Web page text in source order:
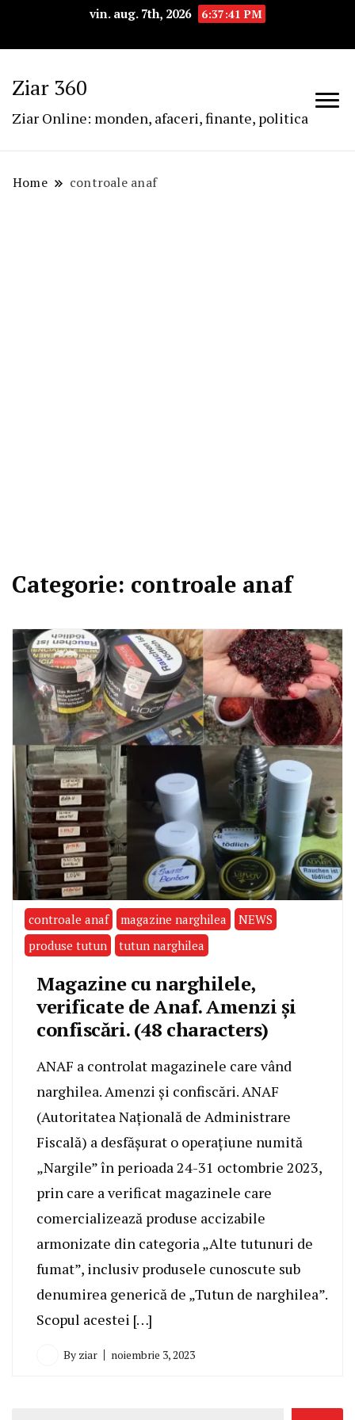
vin. aug. 7th, 2026 6:37:41 PM
Ziar 360
Ziar Online: monden, afaceri, finante, politica
Home controale anaf
Categorie: controale anaf
controale anaf magazine narghilea
NEWS
produse tutun
tutun narghilea
Magazine cu narghilele,
verificate de Anaf. Amenzi și
confiscări. (48 characters)
ANAF a controlat magazinele care vând
narghilea. Amenzi și confiscări. ANAF
(Autoritatea Națională de Administrare
Fiscală) a desfășurat o operațiune numită
„Nargile” în perioada 24-31 octombrie 2023,
prin care a verificat magazinele care
comercializează produse accizabile
armonizate din categoria „Alte tutunuri de
fumat”, inclusiv produsele cunoscute sub
denumirea generică de „Tutun de narghilea”.
Scopul acestei […]
By ziar noiembrie 3, 2023